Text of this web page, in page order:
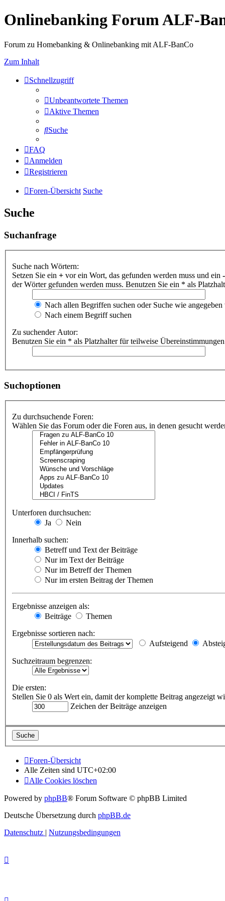
Onlinebanking Forum ALF-
Forum zu Homebanking & Onlinebanking mit ALF-BanCo
Zum Inhalt
Schnellzugriff
Unbeantwortete Themen
Aktive Themen
Suche
FAQ
Anmelden
Registrieren
Foren-Übersicht Suche
Suche
Suchanfrage
Suche nach Wörtern:
Setzen Sie ein + vor ein Wort, das gefunden werden muss und ein -
der Wörter gefunden werden muss. Benutzen Sie ein * als
Nach allen Begriffen suchen oder Suche wie angegeben
Nach einem Begriff suchen
Zu suchender Autor:
Benutzen Sie ein * als Platzhalter für teilweise
Suchoptionen
Zu durchsuchende Foren:
Wählen Sie das Forum oder die Foren aus, in denen gesucht
Unterforen durchsuchen:
Ja
Nein
Innerhalb suchen:
Betreff und Text der Beiträge
Nur im Text der Beiträge
Nur im Betreff der Themen
Nur im ersten Beitrag der Themen
Ergebnisse anzeigen als:
Beiträge
Themen
Ergebnisse sortieren nach:
Aufsteigend
Suchzeitraum begrenzen:
Die ersten:
Stellen Sie 0 als Wert ein, damit der komplette Beitrag angezeigt
Zeichen der Beiträge anzeigen
Foren-Übersicht
Alle Zeiten sind UTC+02:00
Alle Cookies löschen
Powered by phpBB® Forum Software © phpBB Limited
Deutsche Übersetzung durch phpBB.de
Datenschutz | Nutzungsbedingungen